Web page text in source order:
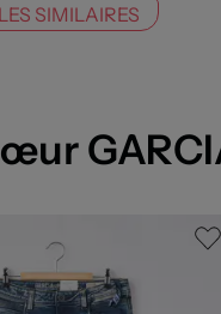
SIMILAIRES